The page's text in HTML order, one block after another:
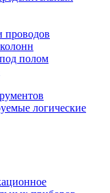
проводов
полом
логические